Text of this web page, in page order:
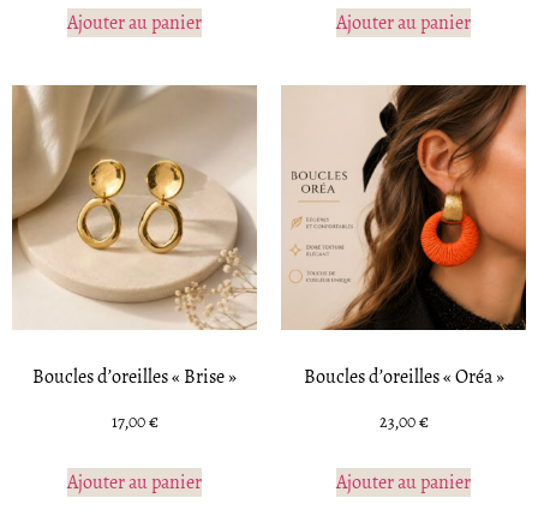
Ajouter au panier Ajouter au panier
Boucles d’oreilles « Brise »
17,00€
Ajouter au panier
Boucles d’oreilles « Oréa »
23,00€
Ajouter au panier